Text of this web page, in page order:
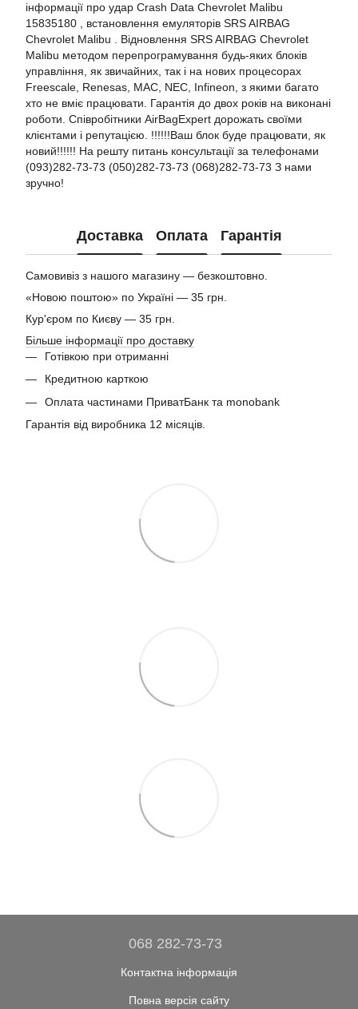
інформації про удар Crash Data Chevrolet Malibu
15835180 , встановлення емуляторів SRS AIRBAG
Chevrolet Malibu . Відновлення SRS AIRBAG Chevrolet
Malibu методом перепрограмування будь-яких блоків
управління, як звичайних, так і на нових процесорах
Freescale, Renesas, MAC, NEC, Infineon, з якими багато
хто не вміє працювати. Гарантія до двох років на виконані
роботи. Співробітники AirBagExpert дорожать своїми
клієнтами і репутацією. !!!!!!Ваш блок буде працювати, як
новий!!!!!! На решту питань консультації за телефонами
(093)282-73-73 (050)282-73-73 (068)282-73-73 З нами
зручно!
Доставка Оплата Гарантія
Самовивіз з нашого магазину — безкоштовно.
«Новою поштою» по Україні — 35 грн.
Кур'єром по Києву — 35 грн.
Більше інформації про доставку
Готівкою при отриманні
Кредитною карткою
Оплата частинами ПриватБанк та monobank
Гарантія від виробника 12 місяців.
068 282-73-73
Контактна інформація
Повна версія сайту